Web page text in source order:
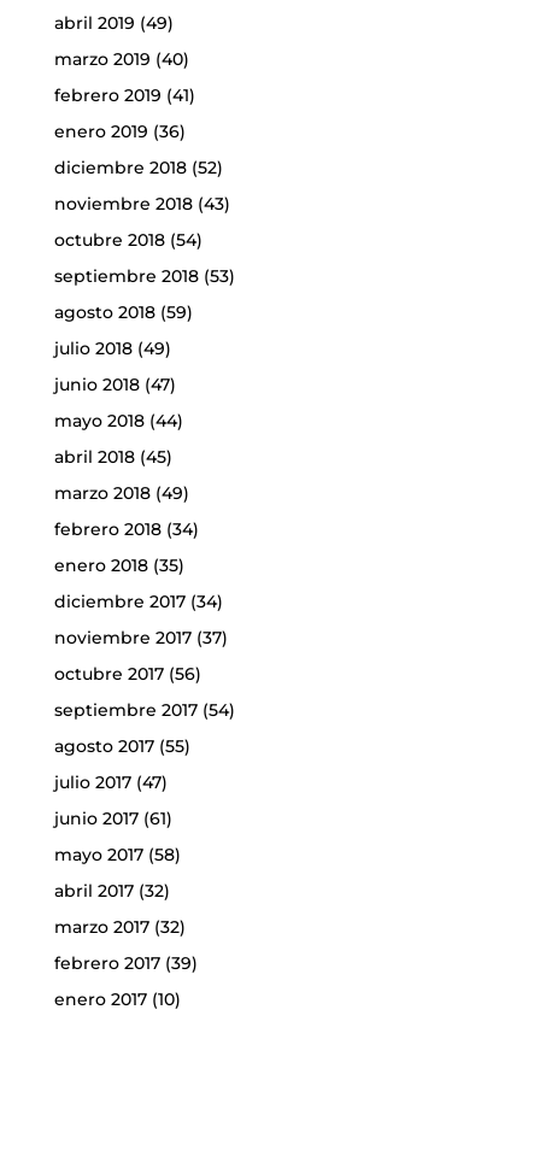
abril 2019 (49)
marzo 2019 (40)
febrero 2019 (41)
enero 2019 (36)
diciembre 2018(52)
noviembre 2018(43)
octubre 2018(54)
septiembre 2018(53)
agosto 2018(59)
julio 2018(49)
junio 2018(47)
mayo 2018(44)
abril 2018(45)
marzo 2018(49)
febrero 2018(34)
enero 2018(35)
diciembre 2017(34)
noviembre 2017(37)
octubre 2017(56)
septiembre 2017(54)
agosto 2017(55)
julio 2017(47)
junio 2017(61)
mayo 2017(58)
abril 2017(32)
marzo 2017(32)
febrero 2017(39)
enero 2017(10)